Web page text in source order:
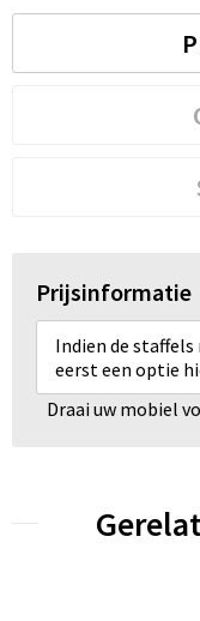
Prijsinformatie
Indien de
eerst een optie
Draai uw mobiel